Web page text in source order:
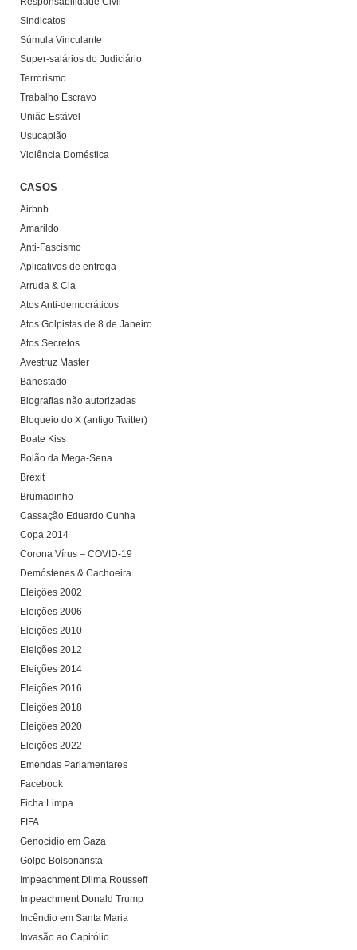
Sindicatos
Súmula Vinculante
Super-salários do Judiciário
Terrorismo
Trabalho Escravo
União Estável
Usucapião
Violência Doméstica
CASOS
Airbnb
Amarildo
Anti-Fascismo
Aplicativos de entrega
Arruda & Cia
Atos Anti-democráticos
Atos Golpistas de 8 de Janeiro
Atos Secretos
Avestruz Master
Banestado
Biografias não autorizadas
Bloqueio do X (antigo Twitter)
Boate Kiss
Bolão da Mega-Sena
Brexit
Brumadinho
Cassação Eduardo Cunha
Copa 2014
Corona Vírus – COVID-19
Demóstenes & Cachoeira
Eleições 2002
Eleições 2006
Eleições 2010
Eleições 2012
Eleições 2014
Eleições 2016
Eleições 2018
Eleições 2020
Eleições 2022
Emendas Parlamentares
Facebook
Ficha Limpa
FIFA
Genocídio em Gaza
Golpe Bolsonarista
Impeachment Dilma Rousseff
Impeachment Donald Trump
Incêndio em Santa Maria
Invasão ao Capitólio